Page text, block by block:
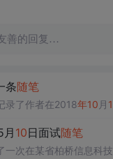
善的回复…
条随笔
录了作者在2018年10 月
月 10日面试随笔
一次在某省柏桥信息科